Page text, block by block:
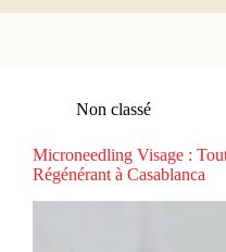
Non classé
Microneedling Visage :
Régénérant à Casablanca